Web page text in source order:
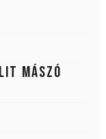
mászó